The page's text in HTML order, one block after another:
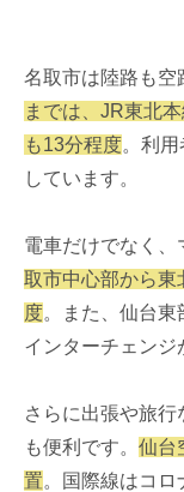
名取市は陸路も空
までは、JR東北
も13分程度。利
しています。
電車だけでなく、
取市中心部から東
度。また、仙台
インターチェンジ
さらに出張や旅
も便利です。 仙台
置。国際線はコ